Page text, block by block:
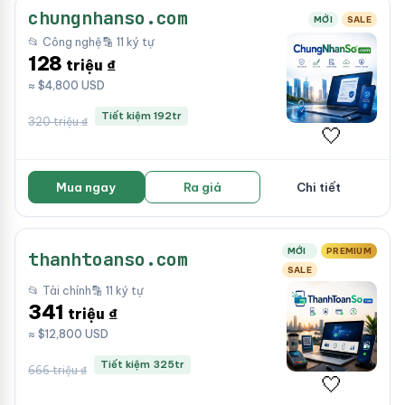
chungnhanso.com MỚI SALE
📂 Công nghệ🔡 11 ký tự
128 triệu ₫
≈ $4,800 USD
320 triệu ₫ Tiết kiệm 192tr
🤍
Mua ngay Ra giá Chi tiết
thanhtoanso.com MỚI
PREMIUM
SALE
📂 Tài chính🔡 11 ký tự
341 triệu ₫
≈ $12,800 USD
666 triệu ₫ Tiết kiệm 325tr
🤍